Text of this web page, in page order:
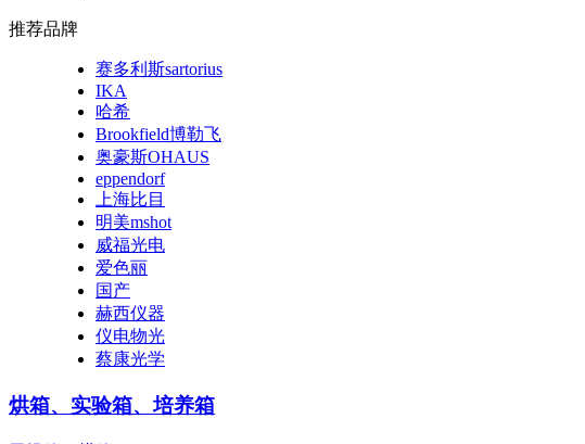
推荐品牌
赛多利斯sartorius
IKA
哈希
Brookfield博勒飞
奥豪斯OHAUS
eppendorf
上海比目
明美mshot
威福光电
爱色丽
国产
赫西仪器
仪电物光
蔡康光学
烘箱、实验箱、培养箱